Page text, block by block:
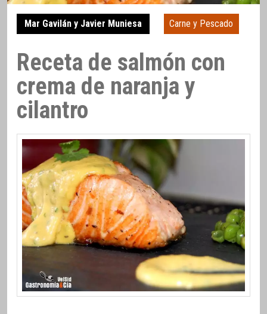
Mar Gavilán y Javier Muniesa Carne y Pescado
Receta de salmón con
crema de naranja y
cilantro